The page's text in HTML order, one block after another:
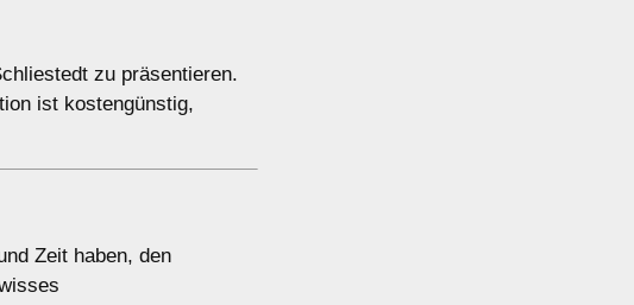
zu präsentieren.
ist kostengünstig,
Zeit haben, den